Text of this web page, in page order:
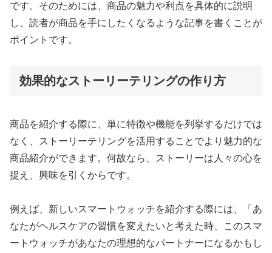
です。そのためには、商品の魅力や利点を具体的に説明
し、読者が商品を手にしたくなるような記事を書くことが
ポイントです。
効果的なストーリーテリングの作り方
商品を紹介する際に、単に特徴や機能を列挙するだけでは
なく、ストーリーテリングを活用することでより魅力的な
商品紹介ができます。何故なら、ストーリーは人々の心を
捉え、興味を引くからです。
例えば、新しいスマートウォッチを紹介する際には、「あ
なたがヘルスケアの習慣を変えたいと考えた時、このスマ
ートウォッチがあなたの理想的なパートナーになるかもし